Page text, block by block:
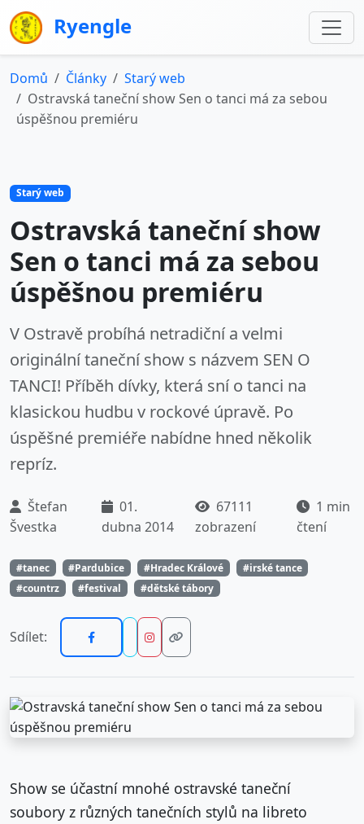
Ryengle
Domů Články
Starý web
Ostravská taneční show Sen o tanci má za sebou
úspěšnou premiéru
Starý web
Ostravská taneční show
Sen o tanci má za sebou
úspěšnou premiéru
V Ostravě probíhá netradiční a velmi
originální taneční show s názvem SEN O
TANCI! Příběh dívky, která sní o tanci na
klasickou hudbu v rockové úpravě. Po
úspěšné premiéře nabídne hned několik
repríz.
Štefan
Švestka
01.
dubna 2014
67111
zobrazení
1 min
čtení
#tanec #Pardubice #Hradec Králové
#irské tance
#countrz
#festival #dětské tábory
Sdílet:
Show se účastní mnohé ostravské taneční
soubory z různých tanečních stylů na libreto